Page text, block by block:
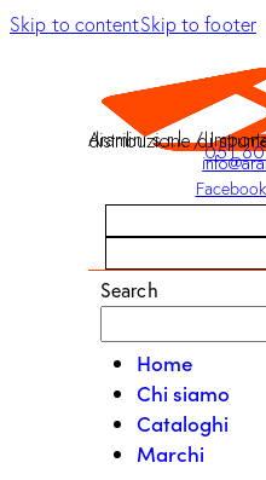
Skip to contentSkip to footer
Aramini s.r.l. / Importazione e051
Facebook
Search
Home
Chi siamo
Cataloghi
Marchi